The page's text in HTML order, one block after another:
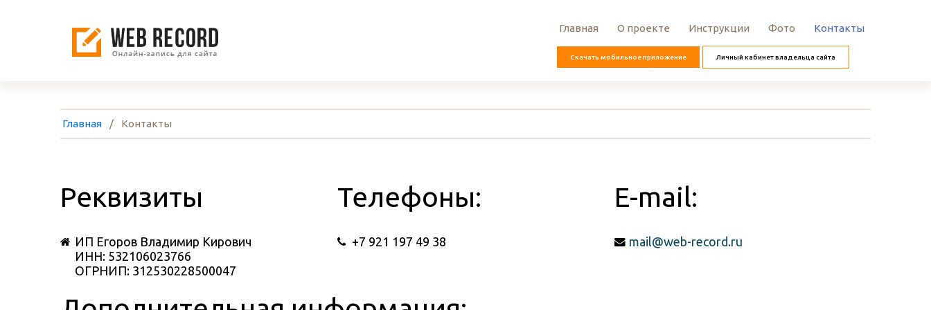
Главная О проекте Инструкции Фото Контакты
Скачать мобильное приложение Личный кабинет владельца сайта
Главная Контакты
Реквизиты
ИП Егоров Владимир Кирович
ИНН: 532106023766
ОГРНИП: 312530228500047
Телефоны:
+7 921 197 49 38
E-mail:
mail@web-record.ru